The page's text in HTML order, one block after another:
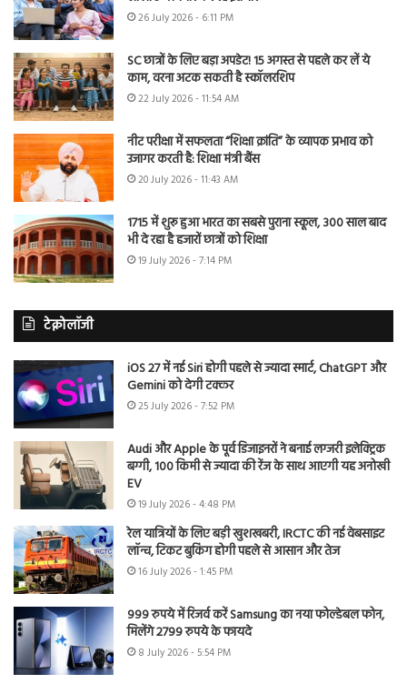
26 July 2026 - 6:11 PM
SC छात्रों के लिए बड़ा अपडेट! 15 अगस्त से पहले कर लें ये
काम, वरना अटक सकती है स्कॉलरशिप
22 July 2026 - 11:54 AM
नीट परीक्षा में सफलता “शिक्षा क्रांति” के व्यापक प्रभाव को
उजागर करती है: शिक्षा मंत्री बैंस
20 July 2026 - 11:43 AM
1715 में शुरू हुआ भारत का सबसे पुराना स्कूल, 300 साल बाद
भी दे रहा है हजारों छात्रों को शिक्षा
19 July 2026 - 7:14 PM
टेक्नोलॉजी
iOS 27 में नई Siri होगी पहले से ज्यादा स्मार्ट, ChatGPT और
Gemini को देगी टक्कर
25 July 2026 - 7:52 PM
Audi और Apple के पूर्व डिजाइनरों ने बनाई लग्जरी इलेक्ट्रिक
बग्गी, 100 किमी से ज्यादा की रेंज के साथ आएगी यह अनोखी
EV
19 July 2026 - 4:48 PM
रेल यात्रियों के लिए बड़ी खुशखबरी, IRCTC की नई वेबसाइट
लॉन्च, टिकट बुकिंग होगी पहले से आसान और तेज
16 July 2026 - 1:45 PM
999 रुपये में रिजर्व करें Samsung का नया फोल्डेबल फोन,
मिलेंगे 2799 रुपये के फायदे
8 July 2026 - 5:54 PM